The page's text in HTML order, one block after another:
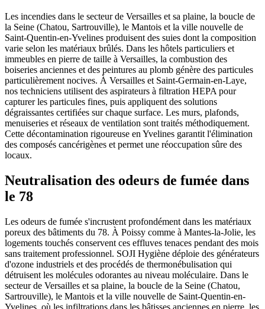
Les incendies dans le secteur de Versailles et sa plaine, la boucle de
la Seine (Chatou, Sartrouville), le Mantois et la ville nouvelle de
Saint-Quentin-en-Yvelines produisent des suies dont la composition
varie selon les matériaux brûlés. Dans les hôtels particuliers et
immeubles en pierre de taille à Versailles, la combustion des
boiseries anciennes et des peintures au plomb génère des particules
particulièrement nocives. À Versailles et Saint-Germain-en-Laye,
nos techniciens utilisent des aspirateurs à filtration HEPA pour
capturer les particules fines, puis appliquent des solutions
dégraissantes certifiées sur chaque surface. Les murs, plafonds,
menuiseries et réseaux de ventilation sont traités méthodiquement.
Cette décontamination rigoureuse en Yvelines garantit l'élimination
des composés cancérigènes et permet une réoccupation sûre des
locaux.
Neutralisation des odeurs de fumée dans
le 78
Les odeurs de fumée s'incrustent profondément dans les matériaux
poreux des bâtiments du 78. À Poissy comme à Mantes-la-Jolie, les
logements touchés conservent ces effluves tenaces pendant des mois
sans traitement professionnel. SOJI Hygiène déploie des générateurs
d'ozone industriels et des procédés de thermonébulisation qui
détruisent les molécules odorantes au niveau moléculaire. Dans le
secteur de Versailles et sa plaine, la boucle de la Seine (Chatou,
Sartrouville), le Mantois et la ville nouvelle de Saint-Quentin-en-
Yvelines, où les infiltrations dans les bâtisses anciennes en pierre, les